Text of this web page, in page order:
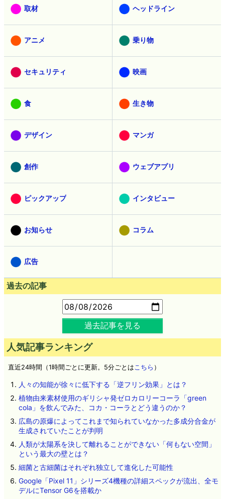
取材 ヘッドライン
アニメ 乗り物
セキュリティ 映画
食 生き物
デザイン マンガ
創作 ウェブアプリ
ピックアップ インタビュー
お知らせ コラム
広告
過去の記事
過去記事を見る
人気記事ランキング
直近24時間（1時間ごとに更新。5分ごとはこちら ）
人々の知能が徐々に低下する「逆フリン効果」とは？
植物由来素材使用のギリシャ発ゼロカロリーコーラ「green
cola」を飲んでみた、コカ・コーラとどう違うのか？
広島の原爆によってこれまで知られていなかった多成分合金が
生成されていたことが判明
人類が太陽系を決して離れることができない「何もない空間」
という最大の壁とは？
細菌と古細菌はそれぞれ独立して進化した可能性
Google「Pixel 11」シリーズ4機種の詳細スペックが流出、全モ
デルにTensor G6を搭載か